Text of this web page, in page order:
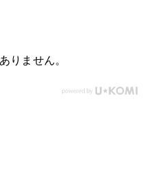
りません。